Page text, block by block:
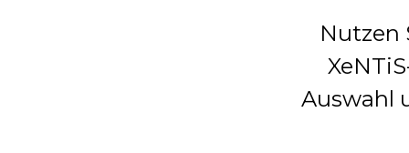
Nutzen
Auswahl